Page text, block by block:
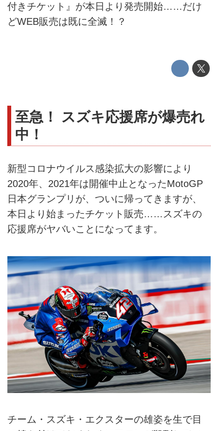
付きチケット』が本日より発売開始……だけ
どWEB販売は既に全滅！？
至急！ スズキ応援席が爆売れ
中！
新型コロナウイルス感染拡大の影響により
2020年、2021年は開催中止となったMotoGP
日本グランプリが、ついに帰ってきますが、
本日より始まったチケット販売……スズキの
応援席がヤバいことになってます。
チーム・スズキ・エクスターの雄姿を生で目